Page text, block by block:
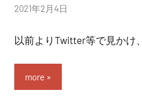
投
者:
2021年2月4日
以前よりTwitter等で見か
more